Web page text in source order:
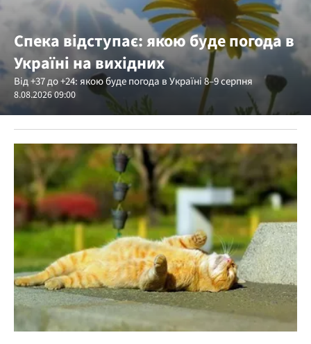
Політика
Спека відступає: якою буде погода в
Україні на вихідних
Від +37 до +24: якою буде погода в Україні 8–9 серпня
8.08.2026 09:00